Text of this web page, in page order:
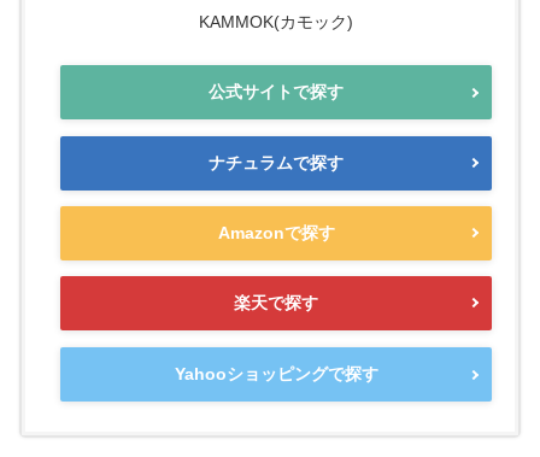
KAMMOK(カモック)
公式サイトで探す
ナチュラムで探す
Amazonで探す
楽天で探す
Yahooショッピングで探す